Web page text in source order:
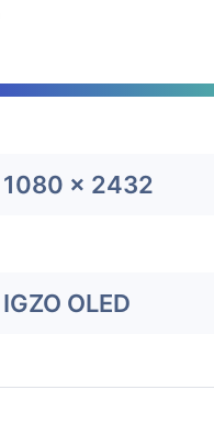
1080 x 2432
IGZO OLED